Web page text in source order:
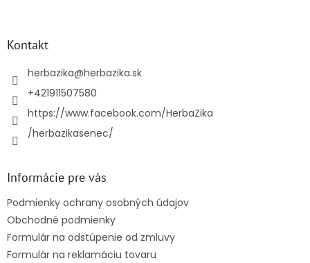
Kontakt
herbazika@herbazika.sk
+421911507580
https://www.facebook.com/HerbaZika
/herbazikasenec/
Informácie pre vás
Podmienky ochrany osobných údajov
Obchodné podmienky
Formulár na odstúpenie od zmluvy
Formulár na reklamáciu tovaru